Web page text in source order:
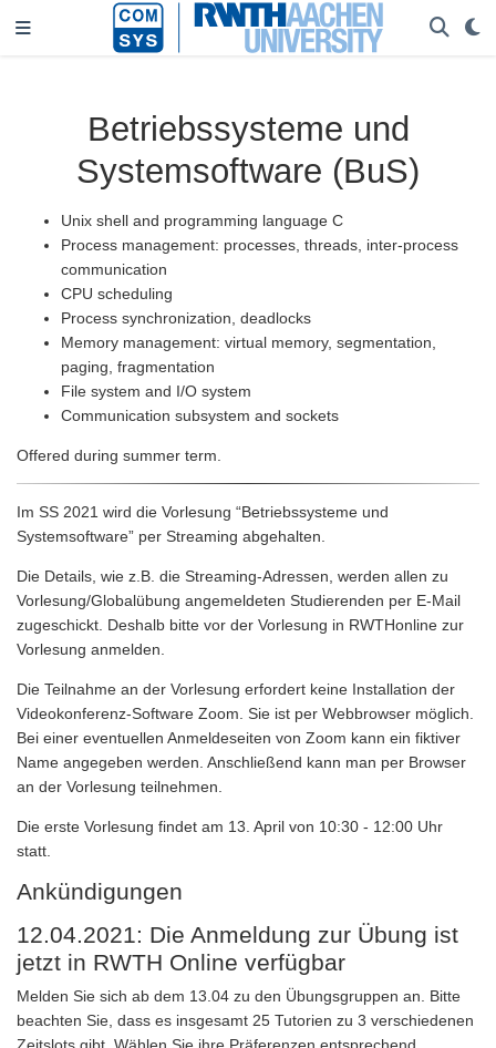
Betriebssysteme und
Systemsoftware (BuS)
Unix shell and programming language C
Process management: processes, threads, inter-process
communication
CPU scheduling
Process synchronization, deadlocks
Memory management: virtual memory, segmentation,
paging, fragmentation
File system and I/O system
Communication subsystem and sockets
Offered during summer term.
Im SS 2021 wird die Vorlesung “Betriebssysteme und
Systemsoftware” per Streaming abgehalten.
Die Details, wie z.B. die Streaming-Adressen, werden allen zu
Vorlesung/Globalübung angemeldeten Studierenden per E-Mail
zugeschickt. Deshalb bitte vor der Vorlesung in RWTHonline zur
Vorlesung anmelden.
Die Teilnahme an der Vorlesung erfordert keine Installation der
Videokonferenz-Software Zoom. Sie ist per Webbrowser möglich.
Bei einer eventuellen Anmeldeseiten von Zoom kann ein fiktiver
Name angegeben werden. Anschließend kann man per Browser
an der Vorlesung teilnehmen.
Die erste Vorlesung findet am 13. April von 10:30 - 12:00 Uhr
statt.
Ankündigungen
12.04.2021: Die Anmeldung zur Übung ist
jetzt in RWTH Online verfügbar
Melden Sie sich ab dem 13.04 zu den Übungsgruppen an. Bitte
beachten Sie, dass es insgesamt 25 Tutorien zu 3 verschiedenen